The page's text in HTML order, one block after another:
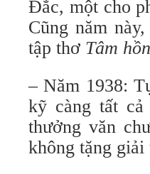
Đắc, một cho
Cũng năm
tập thơ Tâm
– Năm 1938:
kỹ càng tất
thưởng văn
không tặng giải